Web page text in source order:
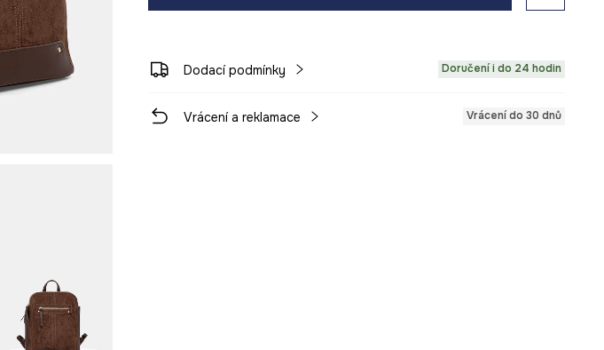
Dodací podmínky Doručení i do 24 hodin
Vrácení a reklamace Vrácení do 30 dnů